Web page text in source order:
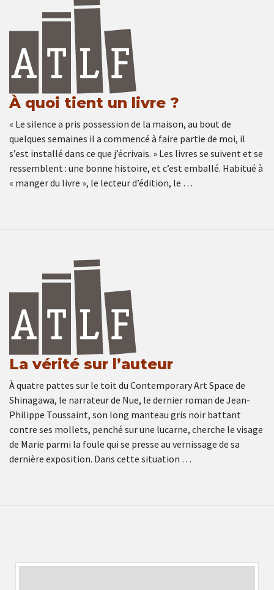
À quoi tient un livre ?
« Le silence a pris possession de la maison, au bout de
quelques semaines il a commencé à faire partie de moi, il
s’est installé dans ce que j’écrivais. » Les livres se suivent et se
ressemblent : une bonne histoire, et c’est emballé. Habitué à
« manger du livre », le lecteur d’édition, le …
La vérité sur l’auteur
À quatre pattes sur le toit du Contemporary Art Space de
Shinagawa, le narrateur de Nue, le dernier roman de Jean-
Philippe Toussaint, son long manteau gris noir battant
contre ses mollets, penché sur une lucarne, cherche le visage
de Marie parmi la foule qui se presse au vernissage de sa
dernière exposition. Dans cette situation …